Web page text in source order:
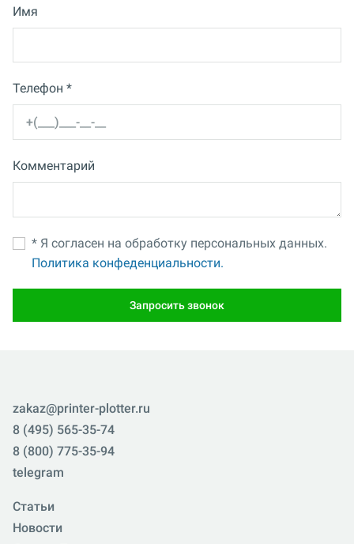
Имя
Телефон *
Комментарий
* Я согласен на обработку персональных данных.
Политика конфеденциальности.
Запросить звонок
zakaz@printer-plotter.ru
8 (495) 565-35-74
8 (800) 775-35-94
telegram
Статьи
Новости